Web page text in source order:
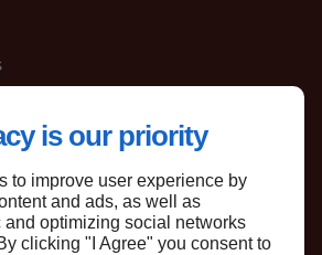
is our priority
to improve user experience by
and ads, as well as
and optimizing social networks
clicking "I Agree" you consent to
Haut de page